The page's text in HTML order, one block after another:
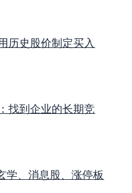
历史股价制定买入
找到企业的长期竞
学、消息股、涨停板